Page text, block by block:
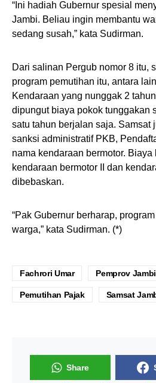
“Ini hadiah Gubernur spesial
Jambi. Beliau ingin membantu
sedang susah,” kata Sudirman.
Dari salinan Pergub nomor 8 itu,
program pemutihan itu, antara
Kendaraan yang nunggak 2
dipungut biaya pokok tunggakan
satu tahun berjalan saja. Samsat
sanksi administratif PKB,
nama kendaraan bermotor. Biaya
kendaraan bermotor II dan
dibebaskan.
“Pak Gubernur berharap,
warga,” kata Sudirman. (*)
Fachrori Umar Pemprov Jambi
Pemutihan Pajak Samsat
Share